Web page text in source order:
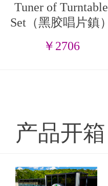
Tuner of Turntable
Set（黑胶唱片鎮）
￥2706
产品开箱